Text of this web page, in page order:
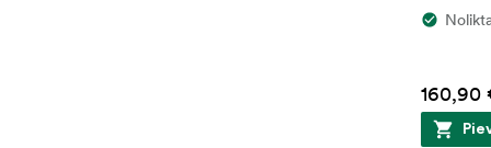
160,90